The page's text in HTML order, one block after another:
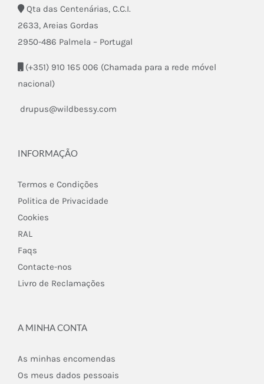
Qta das Centenárias, C.C.I.
2633, Areias Gordas
2950-486 Palmela – Portugal
(+351) 910 165 006 (Chamada para a rede móvel
nacional)
drupus@wildbessy.com
INFORMAÇÃO
Termos e Condições
Politica de Privacidade
Cookies
RAL
Faqs
Contacte-nos
Livro de Reclamações
A MINHA CONTA
As minhas encomendas
Os meus dados pessoais